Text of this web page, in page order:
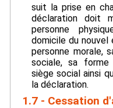
suit la prise en
déclaration doit
personne
domicile du
personne morale,
sociale, sa forme
siège social ainsi
la déclaration.
1.7 - Cessation